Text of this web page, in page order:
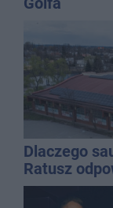
Dlaczego
Ratusz